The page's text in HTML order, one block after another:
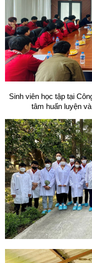
Sinh viên học tập tại
tâm huấn luyện